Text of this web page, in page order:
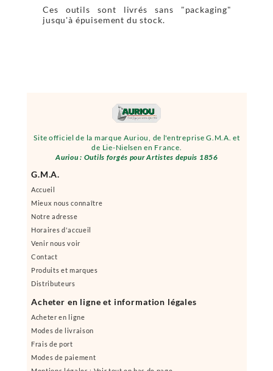
Site officiel de la marque Auriou, de l'entreprise G.M.A. et
de Lie-Nielsen en France.
Auriou : Outils forgés pour Artistes depuis 1856
G.M.A.
Accueil
Mieux nous connaître
Notre adresse
Horaires d'accueil
Venir nous voir
Contact
Produits et marques
Distributeurs
Acheter en ligne et information légales
Acheter en ligne
Modes de livraison
Frais de port
Modes de paiement
Ces outils sont livrés sans "packaging"
jusqu'à épuisement du stock.